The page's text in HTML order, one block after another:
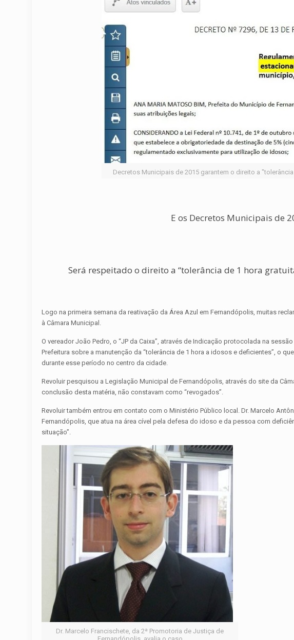
Decretos Municipais de 2015 garantem o direito a
E os Decretos Municipais de
Será respeitado o direito a “tolerância de 1 hora
Logo na primeira semana da reativação da Área Azul em Fernandópolis, muitas
à Câmara Municipal.
O vereador João Pedro, o “JP da Caixa”, através de Indicação protocolada na
Prefeitura sobre a manutenção da “tolerância de 1 hora a idosos e deficientes”, o
durante esse período no centro da cidade.
Revoluir pesquisou a Legislação Municipal de Fernandópolis, através do site da
conclusão desta matéria, não constavam como “revogados”.
Revoluir também entrou em contato com o Ministério Público local. Dr. Marcelo
Fernandópolis, que atua na área cível pela defesa do idoso e da pessoa com
situação”.
Dr. Marcelo Francischete, da 2ª Promotoria de Justiça de